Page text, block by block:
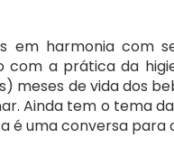
em harmonia com
com a prática da
de vida dos
Ainda tem o tema
é uma conversa